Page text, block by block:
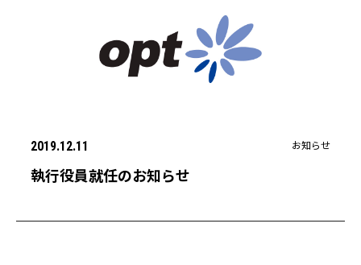
2019.12.11 お知らせ
執行役員就任のお知らせ